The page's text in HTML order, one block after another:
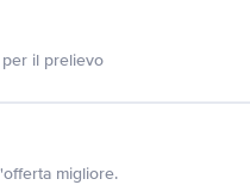
il prelievo
migliore.